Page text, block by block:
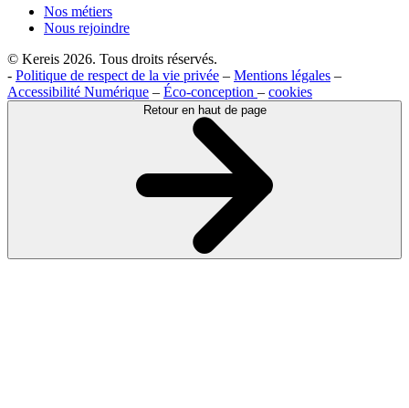
Nos métiers
Nous rejoindre
© Kereis 2026. Tous droits réservés.
- Politique de respect de la vie privée – Mentions légales –
Accessibilité Numérique – Éco-conception – cookies
Retour en haut de page